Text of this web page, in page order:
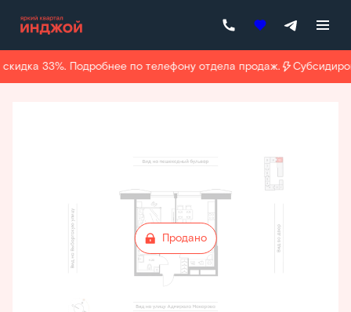
33%. Подробнее по телефону отдела продаж.
1-комнатная40.4 м Цена по запросу
Продано